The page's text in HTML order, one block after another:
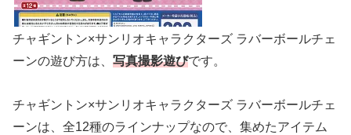
チャギントン×サンリオキャラクターズ ラバーボールチェ
ーンの遊び方は、 写真撮影遊びです。
チャギントン×サンリオキャラクターズ ラバーボールチェ
ーンは、全12種のラインナップなので、集めたアイテム